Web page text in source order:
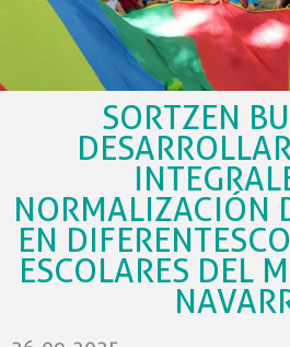
educativa. Para ello se
alternativas que se están
sistematizarán para que el
y a largo plazo.
En este marco se centran las
pasado mes a monitoras de
las extraescolares ofrecidas en
Jauzi.eus. El objetivo de estas
comunidad de alumnos que los
SORTZEN
NORMALIZACIÓN
EN
ESCOLARES DEL